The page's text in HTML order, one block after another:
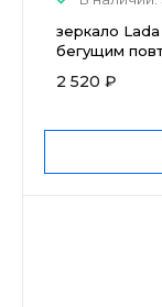
зеркало
бегущим
2 520 ₽